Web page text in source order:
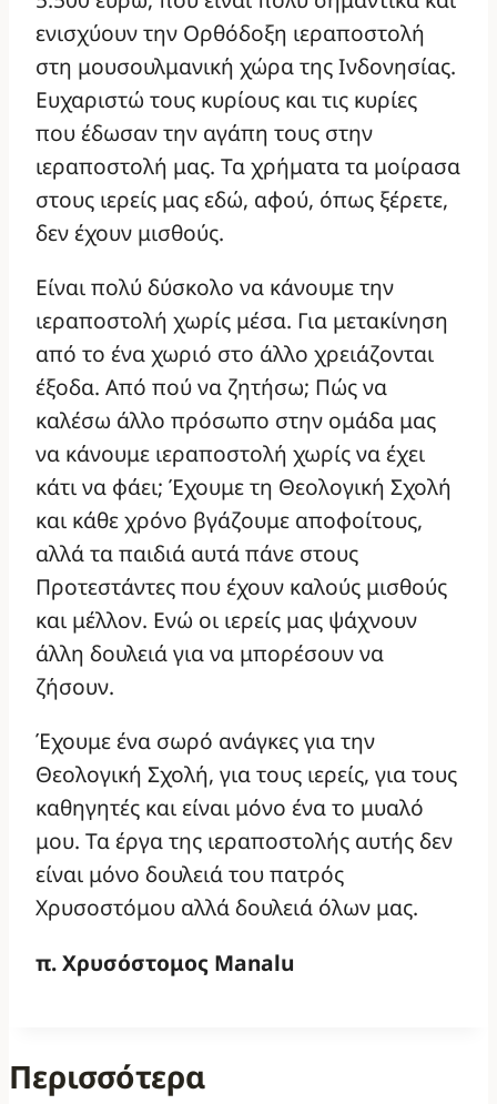
ενισχύουν την Ορθόδοξη ιεραποστολή
στη μουσουλμανική χώρα της Ινδονησίας.
Ευχαριστώ τους κυρίους και τις κυρίες
που έδωσαν την αγάπη τους στην
ιεραποστολή μας. Τα χρήματα τα μοίρασα
στους ιερείς μας εδώ, αφού, όπως ξέρετε,
δεν έχουν μισθούς.
Είναι πολύ δύσκολο να κάνουμε την
ιεραποστολή χωρίς μέσα. Για μετακίνηση
από το ένα χωριό στο άλλο χρειάζονται
έξοδα. Από πού να ζητήσω; Πώς να
καλέσω άλλο πρόσωπο στην ομάδα μας
να κάνουμε ιεραποστολή χωρίς να έχει
κάτι να φάει; Έχουμε τη Θεολογική Σχολή
και κάθε χρόνο βγάζουμε αποφοίτους,
αλλά τα παιδιά αυτά πάνε στους
Προτεστάντες που έχουν καλούς μισθούς
και μέλλον. Ενώ οι ιερείς μας ψάχνουν
άλλη δουλειά για να μπορέσουν να
ζήσουν.
Έχουμε ένα σωρό ανάγκες για την
Θεολογική Σχολή, για τους ιερείς, για τους
καθηγητές και είναι μόνο ένα το μυαλό
μου. Τα έργα της ιεραποστολής αυτής δεν
είναι μόνο δουλειά του πατρός
Χρυσοστόμου αλλά δουλειά όλων μας.
π. Χρυσόστομος Manalu
Περισσότερα